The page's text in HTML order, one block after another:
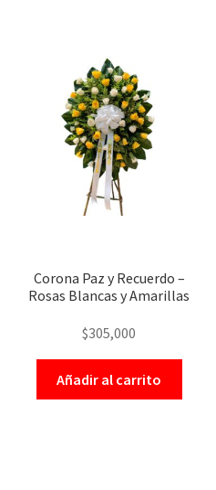
Corona Paz y Recuerdo –
Rosas Blancas y Amarillas
$305,000
Añadir al carrito